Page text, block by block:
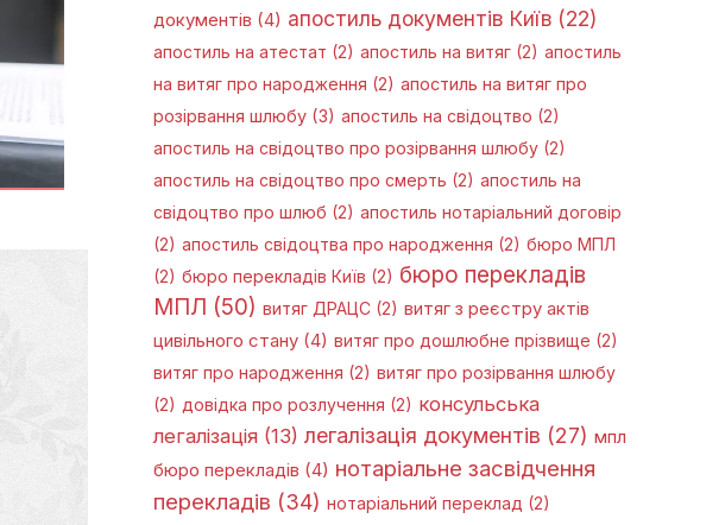
документів (4) апостиль документів Київ(22)
апостиль на атестат (2) апостиль на витяг(2) апостиль
на витяг про народження (2) апостиль на витяг про
розірвання шлюбу(3) апостиль на свідоцтво (2)
апостиль на свідоцтво про розірвання шлюбу(2)
апостиль на свідоцтво про смерть (2) апостиль на
свідоцтво про шлюб (2) апостиль нотаріальний договір
(2) апостиль свідоцтва про народження (2) бюро МПЛ
(2) бюро перекладів Київ (2) бюро перекладів
МПЛ (50) витяг ДРАЦС(2) витяг з реєстру актів
цивільного стану(4) витяг про дошлюбне прізвище (2)
витяг про народження (2) витяг про розірвання шлюбу
(2) довідка про розлучення (2) консульська
легалізація(13) легалізація документів (27) мпл
бюро перекладів (4) нотаріальне засвідчення
перекладів (34) нотаріальний переклад (2)